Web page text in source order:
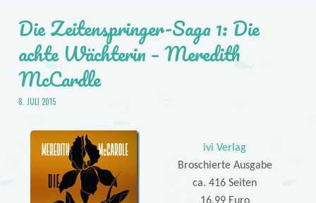
Die Zeitenspringer-Saga 1: Die
achte Wächterin – Meredith
McCardle
8. JULI 2015
ivi Verlag
Broschierte Ausgabe
ca. 416 Seiten